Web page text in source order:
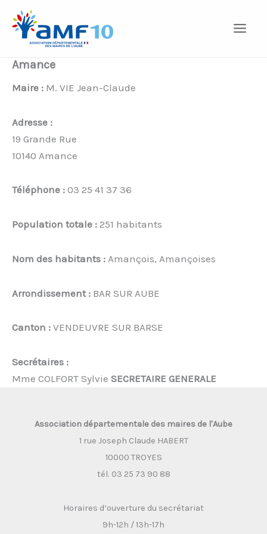
contenu
Amance
Maire : M. VIE Jean-Claude
Adresse :
19 Grande Rue
10140 Amance
Téléphone : 03 25 41 37 36
Population totale : 251 habitants
Nom des habitants : Amançois, Amançoises
Arrondissement : BAR SUR AUBE
Canton : VENDEUVRE SUR BARSE
Secrétaires :
Mme COLFORT Sylvie SECRETAIRE GENERALE
Association départementale des maires de l'Aube
1 rue Joseph Claude HABERT
10000 TROYES
tél. 03 25 73 90 88
Horaires d’ouverture du secrétariat
9h-12h / 13h-17h